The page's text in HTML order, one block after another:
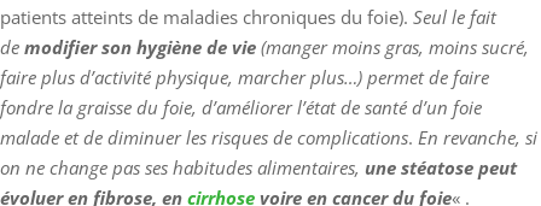
patients atteints de maladies chroniques du foie). Seul le fait
de modifier son hygiène de vie (manger moins gras, moins sucré,
faire plus d’activité physique, marcher plus…) permet de faire
fondre la graisse du foie, d’améliorer l’état de santé d’un foie
malade et de diminuer les risques de complications. En revanche, si
on ne change pas ses habitudes alimentaires, une stéatose peut
évoluer en fibrose, en cirrhose voire en cancer du foie« .